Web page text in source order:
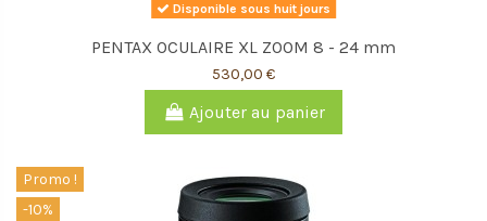
Disponible sous huit jours
PENTAX OCULAIRE XL ZOOM 8 - 24 mm
530,00 €
Ajouter au panier
Promo !
-10%